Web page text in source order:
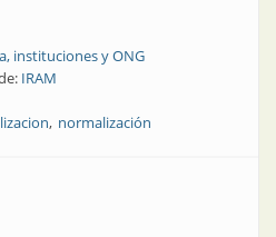
instituciones y ONG
IRAM
normalización
| Doble festejo para IRAM